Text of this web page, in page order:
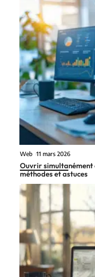
Web 11 mars 2026
Ouvrir simultanément
méthodes et astuces